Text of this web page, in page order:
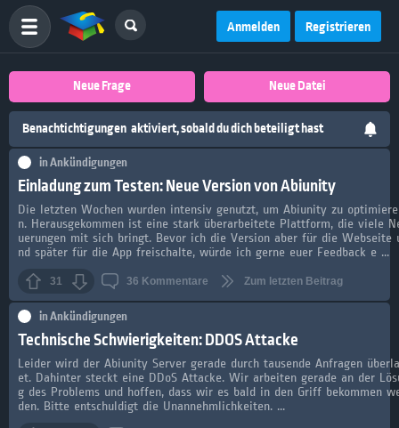
Anmelden Registrieren
Neue Frage Neue Datei
Benachtichtigungen aktiviert, sobald du dich beteiligt hast
inAnkündigungen
Einladung zum Testen: Neue Version von Abiunity
Die letzten Wochen wurden intensiv genutzt, um Abiunity zu optimiere
n. Herausgekommen ist eine stark überarbeitete Plattform, die viele
uerungen mit sich bringt. Bevor ich die Version aber für die Webseite
nd später für die App freischalte, würde ich gerne euer Feedback e ...
31 36 Kommentare Zum letzten Beitrag
inAnkündigungen
Technische Schwierigkeiten: DDOS Attacke
Leider wird der Abiunity Server gerade durch tausende Anfragen
et. Dahinter steckt eine DDoS Attacke. Wir arbeiten gerade an der
g des Problems und hoffen, dass wir es bald in den Griff bekommen
den. Bitte entschuldigt die Unannehmlichkeiten. ...